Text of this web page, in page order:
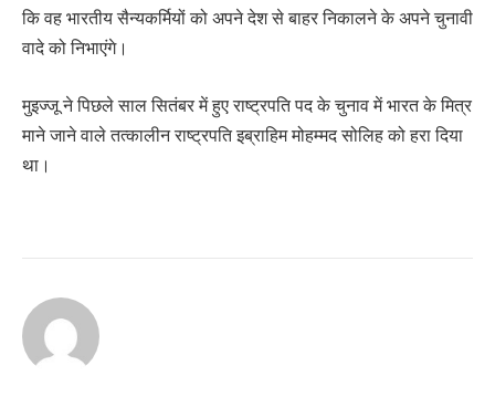
कि वह भारतीय सैन्यकर्मियों को अपने देश से बाहर निकालने के अपने चुनावी
वादे को निभाएंगे।
मुइज्जू ने पिछले साल सितंबर में हुए राष्ट्रपति पद के चुनाव में भारत के मित्र
माने जाने वाले तत्कालीन राष्ट्रपति इब्राहिम मोहम्मद सोलिह को हरा दिया
था।